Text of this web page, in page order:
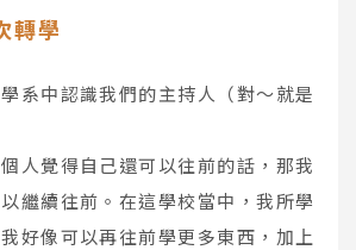
轉學
系中認識我們的主持人（對～就是
人覺得自己還可以往前的話，那我
繼續往前。在這學校當中，我所學
好像可以再往前學更多東西，加上